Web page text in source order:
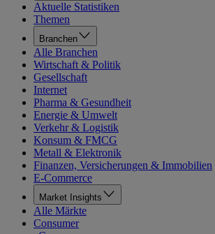
Aktuelle Statistiken
Themen
Branchen
Alle Branchen
Wirtschaft & Politik
Gesellschaft
Internet
Pharma & Gesundheit
Energie & Umwelt
Verkehr & Logistik
Konsum & FMCG
Metall & Elektronik
Finanzen, Versicherungen & Immobilien
E-Commerce
Market Insights
Alle Märkte
Consumer